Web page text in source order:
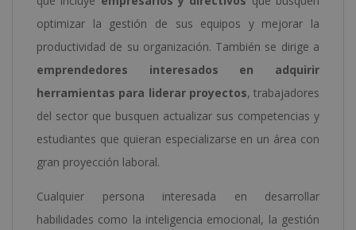
optimizar la gestión de sus equipos y mejorar la
productividad de su organización. También se dirige a
emprendedores interesados en adquirir
herramientas para liderar proyectos, trabajadores
del sector que busquen actualizar sus competencias y
estudiantes que quieran especializarse en un área con
gran proyección laboral.
Cualquier persona interesada en desarrollar
habilidades como la inteligencia emocional, la gestión